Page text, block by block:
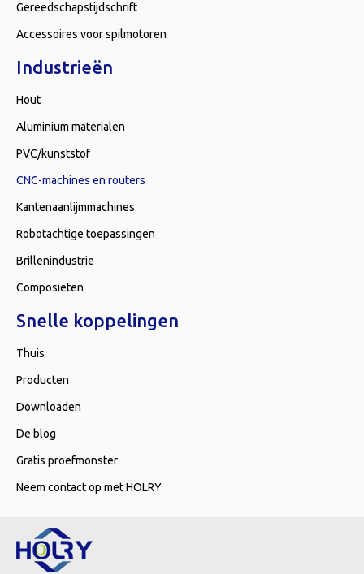
Gereedschapstijdschrift
Accessoires voor spilmotoren
Industrieën
Hout
Aluminium materialen
PVC/kunststof
CNC-machines en routers
Kantenaanlijmmachines
Robotachtige toepassingen
Brillenindustrie
Composieten
Snelle koppelingen
Thuis
Producten
Downloaden
De blog
Gratis proefmonster
Neem contact op met HOLRY